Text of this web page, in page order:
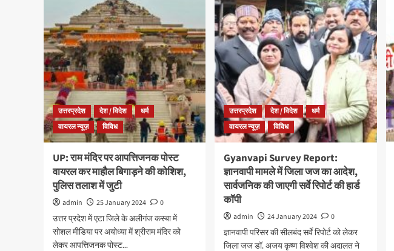
उत्तरप्रदेश देश / विदेश
धर्म
वायरल न्यूज़
विविध
UP: राम मंदिर पर आपत्तिजनक पोस्ट
वायरल कर माहौल बिगाड़ने की कोशिश,
पुलिस तलाश में जुटी
admin 25 January 2024
0
उत्तर प्रदेश में एटा जिले के अलीगंज कस्बा में
सोशल मीडिया पर अयोध्या में श्रीराम मंदिर को
लेकर आपत्तिजनक पोस्ट...
उत्तरप्रदेश देश / विदेश
धर्म
वायरल न्यूज़
विविध
Gyanvapi Survey Report:
ज्ञानवापी मामले में जिला जज का आदेश,
सार्वजनिक की जाएगी सर्वे रिपोर्ट की हार्ड
कॉपी
admin 24 January 2024
0
ज्ञानवापी परिसर की सीलबंद सर्वे रिपोर्ट को लेकर
जिला जज डॉ. अजय कृष्ण विश्वेश की अदालत ने